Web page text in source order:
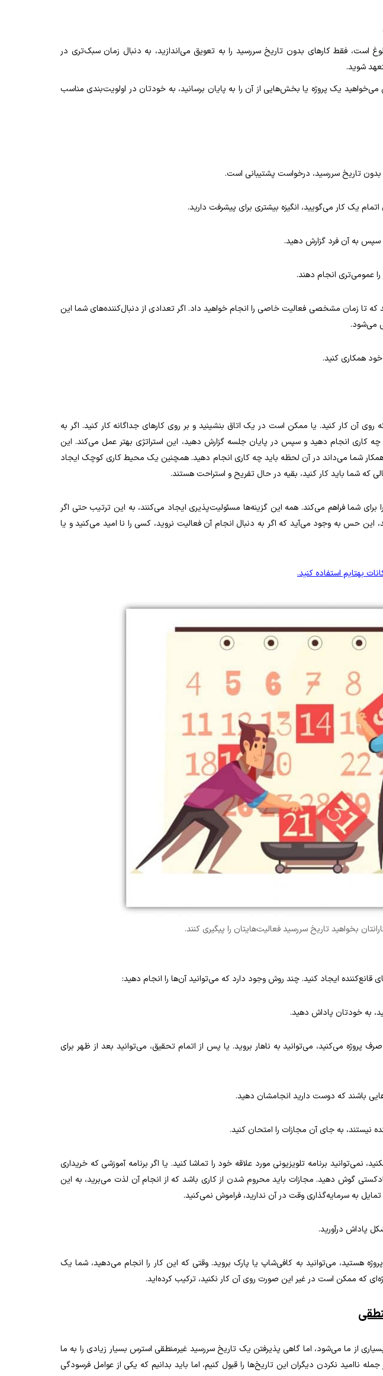
است، فقط کارهای بدون تاریخ‌ سررسید‌ را به تعویق می‌اندازید، به دنبال زمان سبک‌تری در
شوید.
یک پروژه یا بخش‌هایی از آن را به پایان برسانید، به خودتان در اولویت‌‌بندی مناسب
بدون تاریخ‌ سررسید‌، درخواست پشتیبانی است.
یک کار می‌گویید، انگیزه بیشتری برای پیشرفت دارید.
سپس به آن فرد گزارش ‌دهید.
عمومی‌تری انجام دهند.
که تا زمان مشخصی فعالیت خاصی را انجام خواهید داد. اگر تعدادی از دنبال‌کننده‌های شما این
می‌شود.
همکاری کنید.
روی آن کار کنید. یا ممکن است در یک اتاق بنشینید و بر روی کارهای جداگانه کار کنید. اگر به
کاری انجام دهید و سپس در پایان جلسه گزارش دهید، این استراتژی بهتر عمل می‌کند. این
همکار شما می‌داند در آن لحظه باید چه کاری انجام دهید. همچنین یک محیط کاری کوچک ایجاد
که شما باید کار کنید، بقیه در حال تفریح و استراحت هستند.
برای شما فراهم می‌کند. همه این گزینه‌ها مسئولیت‌پذیری ایجاد می‌کنند، به این ترتیب حتی اگر
این حس به وجود می‌آید که اگر به دنبال انجام آن فعالیت نروید، کسی را نا امید می‌کنید و یا
بهتایم استفاده کنید.
بخواهید تاریخ سررسید فعالیت‌هایتان را پیگیری کنند.
قانع‌کننده ایجاد کنید. چند روش وجود دارد که می‌توانید آن‌ها را انجام دهید:
به خودتان پاداش دهید.
می‌کنید، می‌توانید به ناهار بروید. یا پس از اتمام تحقیق، می‌توانید بعد از ظهر برای
باشند که دوست دارید انجامشان دهید.
نیستند، به جای آن مجازات را امتحان کنید.
نمی‌توانید برنامه تلویزیونی مورد علاقه خود را تماشا کنید. یا اگر برنامه آموزشی که خریداری
گوش دهید. مجازات باید محروم شدن از کاری باشد که از انجام آن لذت می‌برید، به این
به سرمایه‌گذاری وقت در آن ندارید، فراموش نمی‌کنید.
پاداش درآورید.
هستید، می‌توانید به کافی‌شاپ یا پارک بروید. وقتی که این کار را انجام می‌دهید، شما یک
که ممکن است در غیر این صورت روی آن کار نکنید، ترکیب کرده‌اید.
از ما می‌شود، اما گاهی پذیرفتن یک تاریخ‌ سررسید‌ غیرمنطقی استرس بسیار زیادی را به ما
ناامید نکردن دیگران این تاریخ‌ها را قبول کنیم، اما باید بدانیم که یکی از عوامل فرسودگی